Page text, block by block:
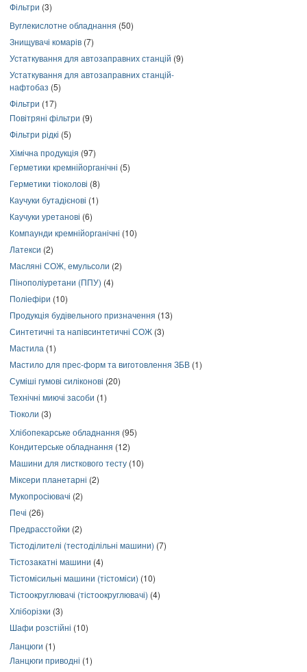
Фільтри (3)
Вуглекислотне обладнання (50)
Знищувачі комарів (7)
Устаткування для автозаправних станцій (9)
Устаткування для автозаправних станцій-
нафтобаз (5)
Фільтри (17)
Повітряні фільтри (9)
Фільтри рідкі (5)
Хімічна продукція (97)
Герметики кремнійорганічні (5)
Герметики тіоколові (8)
Каучуки бутадієнові (1)
Каучуки уретанові (6)
Компаунди кремнійорганічні (10)
Латекси (2)
Масляні СОЖ, емульсоли (2)
Пінополіуретани (ППУ) (4)
Поліефіри (10)
Продукція будівельного призначення (13)
Синтетичні та напівсинтетичні СОЖ (3)
Мастила (1)
Мастило для прес-форм та виготовлення ЗБВ (1)
Суміші гумові силіконові (20)
Технічні миючі засоби (1)
Тіоколи (3)
Хлібопекарське обладнання (95)
Кондитерське обладнання (12)
Машини для листкового тесту (10)
Міксери планетарні (2)
Мукопросіювачі (2)
Печі (26)
Предрасстойки (2)
Тістоділителі (тестоділільні машини) (7)
Тістозакатні машини (4)
Тістомісильні машини (тістоміси) (10)
Тістоокруглювачі (тістоокруглювачі) (4)
Хліборізки (3)
Шафи розстійні (10)
Ланцюги (1)
Ланцюги приводні (1)